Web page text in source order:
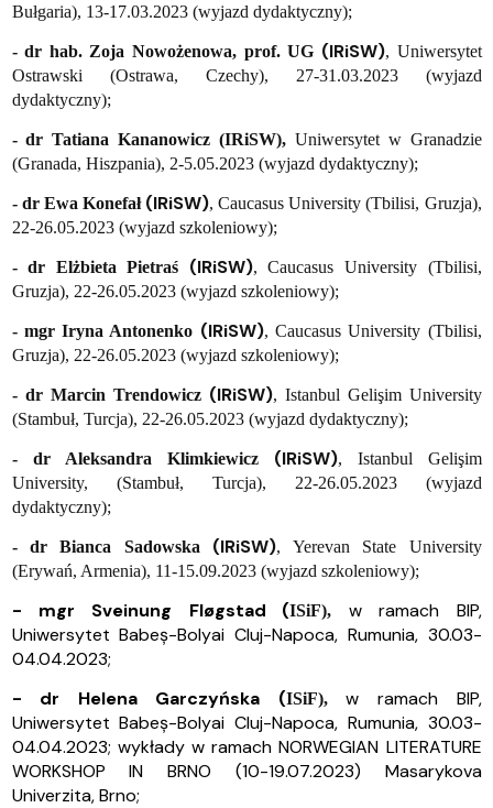
Bułgaria), 13-17.03.2023 (wyjazd dydaktyczny);
- dr hab. Zoja Nowożenowa, prof. UG (IRiSW), Uniwersytet
Ostrawski (Ostrawa, Czechy), 27-31.03.2023 (wyjazd
dydaktyczny);
- dr Tatiana Kananowicz (IRiSW),Uniwersytet w Granadzie
(Granada, Hiszpania), 2-5.05.2023 (wyjazd dydaktyczny);
- dr Ewa Konefał (IRiSW), Caucasus University (Tbilisi, Gruzja),
22-26.05.2023 (wyjazd szkoleniowy);
- dr Elżbieta Pietraś (IRiSW), Caucasus University (Tbilisi,
Gruzja), 22-26.05.2023 (wyjazd szkoleniowy);
- mgr Iryna Antonenko (IRiSW), Caucasus University (Tbilisi,
Gruzja), 22-26.05.2023 (wyjazd szkoleniowy);
- dr Marcin Trendowicz (IRiSW), Istanbul Gelişim University
(Stambuł, Turcja), 22-26.05.2023 (wyjazd dydaktyczny);
- dr Aleksandra Klimkiewicz (IRiSW), Istanbul Gelişim
University, (Stambuł, Turcja), 22-26.05.2023 (wyjazd
dydaktyczny);
- dr Bianca Sadowska (IRiSW), Yerevan State University
(Erywań, Armenia), 11-15.09.2023 (wyjazd szkoleniowy);
- mgr Sveinung Fløgstad (ISiF),
w ramach BIP,
Uniwersytet Babeș-Bolyai Cluj-Napoca, Rumunia, 30.03-
04.04.2023;
- dr Helena Garczyńska (ISiF),w ramach BIP,
Uniwersytet Babeș-Bolyai Cluj-Napoca, Rumunia, 30.03-
04.04.2023; wykłady w ramach NORWEGIAN LITERATURE
WORKSHOP IN BRNO (10-19.07.2023) Masarykova
Univerzita, Brno;